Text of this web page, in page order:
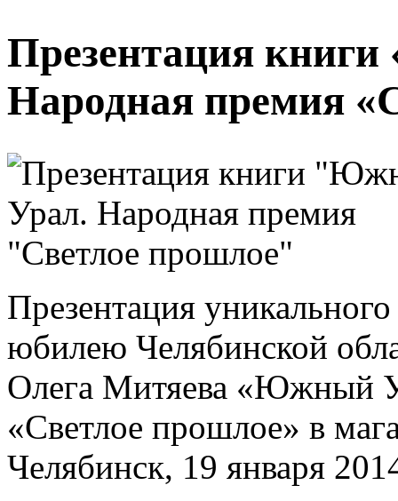
Презентация
Народная премия
Презентация
юбилею Челябинской
Олега Митяева «Южный
«Светлое прошлое» в
Челябинск, 19 января